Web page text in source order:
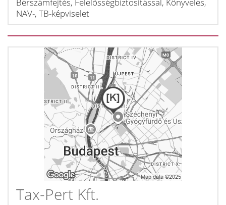
NAV-, TB-képviselet
Tax-Pert Kft.